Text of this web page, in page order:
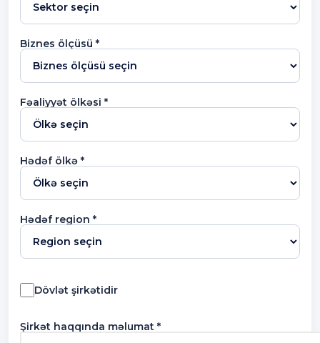
Biznes ölçüsü *
Fəaliyyət ölkəsi *
Hədəf ölkə *
Hədəf region *
Dövlət şirkətidir
Şirkət haqqında məlumat *